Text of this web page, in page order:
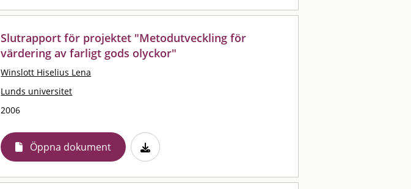
Slutrapport för projektet "Metodutveckling för
värdering av farligt gods olyckor"
Winslott Hiselius Lena
Lunds universitet
2006
Öppna dokument